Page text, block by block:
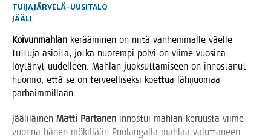
TUIJA JÄRVELÄ-UUSITALO
JÄÄLI
Koi­vun­mah­lan kerää­mi­nen on nii­tä van­hem­mal­le väel­le
tut­tu­ja asioi­ta, jot­ka nuo­rem­pi pol­vi on vii­me vuo­si­na
löy­tä­nyt uudel­leen. Mah­lan juok­sut­ta­mi­seen on innos­ta­nut
huo­mio, että se on ter­veel­li­sek­si koet­tua lähi­juo­maa
parhaimmillaan.
Jää­li­läi­nen Mat­ti Par­ta­nen innos­tui mah­lan keruus­ta vii­me
vuon­na hänen mökil­lään Puo­lan­gal­la mah­laa valut­ta­neen